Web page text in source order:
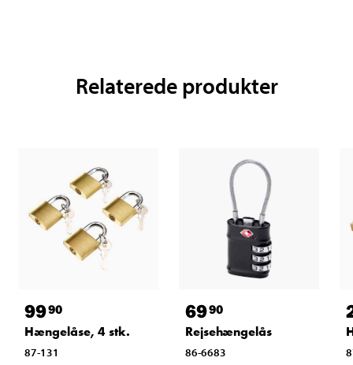
Relaterede produkter
9990
Hængelåse, 4 stk.
87-131
6990
Rejsehængelås
86-6683